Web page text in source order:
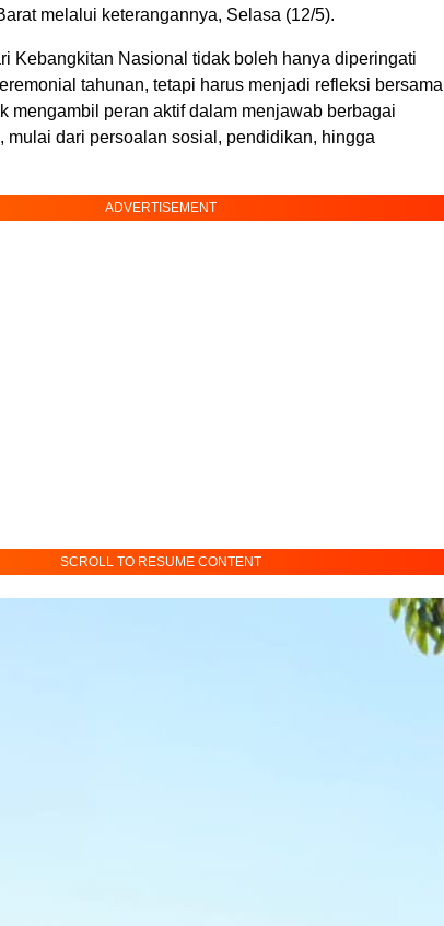
melalui keterangannya, Selasa (12/5).
Kebangkitan Nasional tidak boleh hanya diperingati
tahunan, tetapi harus menjadi refleksi bersama
mengambil peran aktif dalam menjawab berbagai
mulai dari persoalan sosial, pendidikan, hingga
ADVERTISEMENT
SCROLL TO RESUME CONTENT